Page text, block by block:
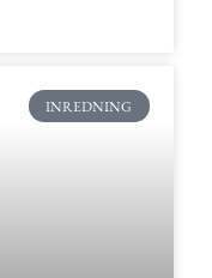
INREDNING